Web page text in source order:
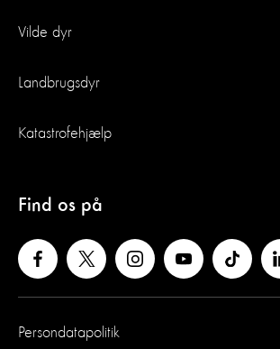
Vilde dyr
Landbrugsdyr
Katastrofehjælp
Find os på
Persondatapolitik